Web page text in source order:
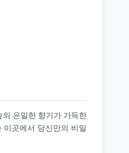
은밀한 향기가 가득한
곳에서 당신만의 비밀